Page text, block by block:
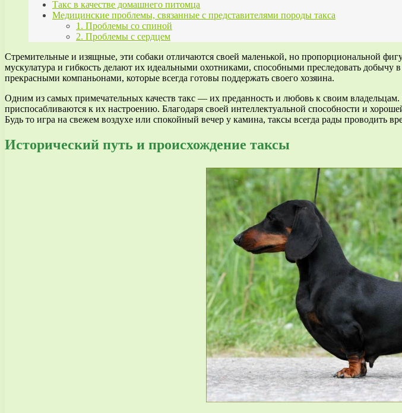
Такс в качестве домашнего питомца
Медицинские проблемы, связанные с представителями породы такса
1. Проблемы со спиной
2. Проблемы с сердцем
Стремительные и изящные, эти собаки отличаются своей маленькой, но пропорциональной
мускулатура и гибкость делают их идеальными охотниками, способными преследовать
прекрасными компаньонами, которые всегда готовы поддержать своего хозяина.
Одним из самых примечательных качеств такс — их преданность и любовь к своим
приспосабливаются к их настроению. Благодаря своей интеллектуальной способности и
Будь то игра на свежем воздухе или спокойный вечер у камина, таксы всегда рады проводить
Исторический путь и происхождение таксы